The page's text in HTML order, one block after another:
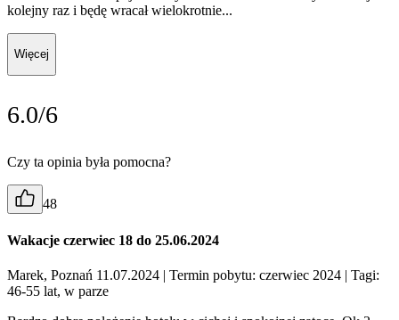
kolejny raz i będę wracał wielokrotnie...
Więcej
6.0/6
Czy ta opinia była pomocna?
48
Wakacje czerwiec 18 do 25.06.2024
Marek, Poznań 11.07.2024 | Termin pobytu: czerwiec 2024 | Tagi:
46-55 lat, w parze